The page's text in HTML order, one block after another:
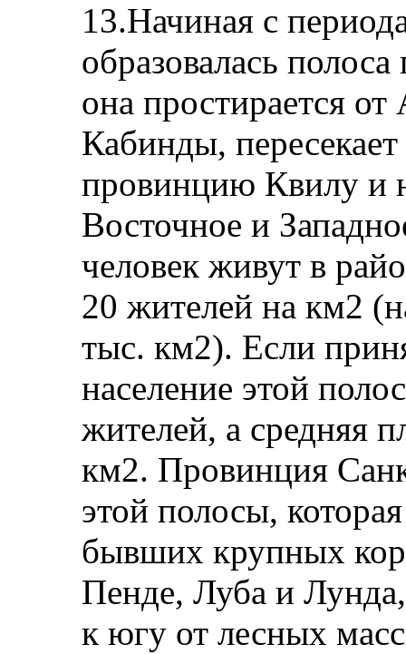
13.Начиная с
образовалась
она простирается от
Кабинды,
провинцию Квилу и
Восточное и
человек живут в
20 жителей на км2
тыс. км2). Если
население этой
жителей, а средняя
км2. Провинция
этой полосы,
бывших крупных
Пенде, Луба и
к югу от лесных